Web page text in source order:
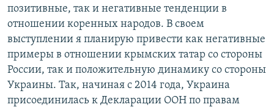
позитивные, так и негативные тенденции в
отношении коренных народов. В своем
выступлении я планирую привести как негативные
примеры в отношении крымских татар со стороны
России, так и положительную динамику со стороны
Украины. Так, начиная с 2014 года, Украина
присоединилась к Декларации ООН по правам